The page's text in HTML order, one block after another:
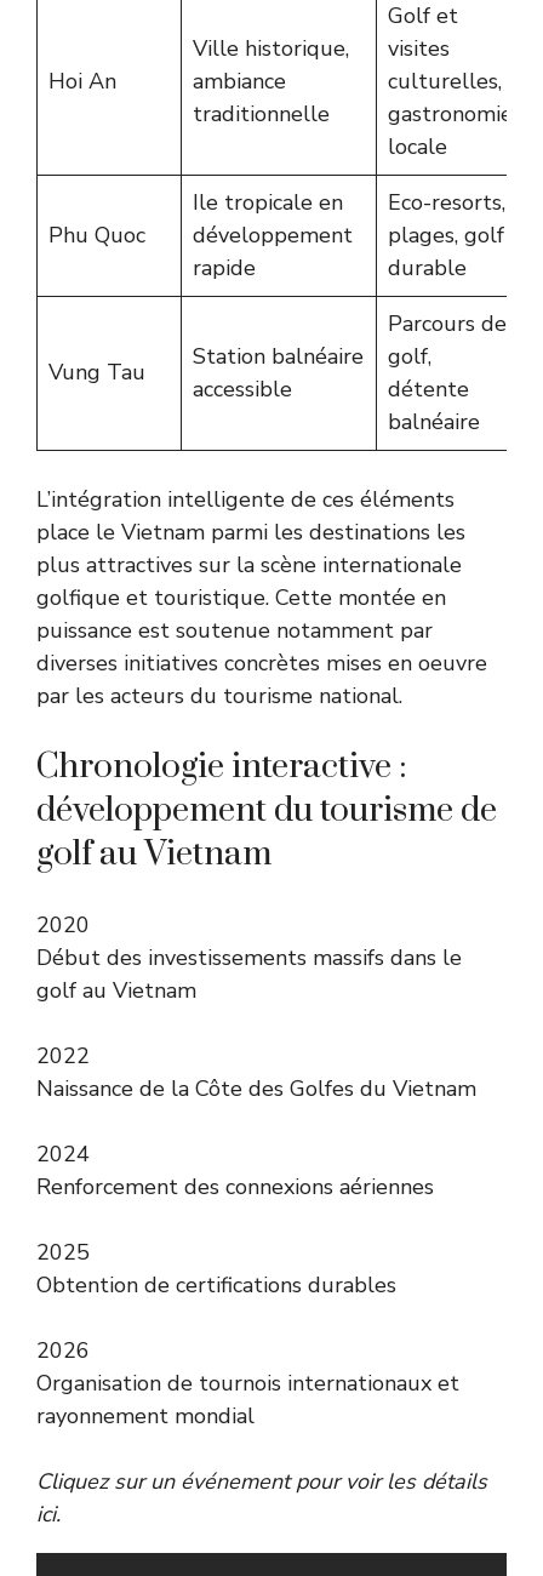
Hoi An
Ville historique,
ambiance
traditionnelle
Golf et
visites
culturelles,
gastronomie
locale
Phu Quoc
Ile tropicale en
développement
rapide
Eco-resorts,
plages, golf
durable
Vung Tau
Station balnéaire
accessible
Parcours de
golf,
détente
balnéaire
L’intégration intelligente de ces éléments
place le Vietnam parmi les destinations les
plus attractives sur la scène internationale
golfique et touristique. Cette montée en
puissance est soutenue notamment par
diverses initiatives concrètes mises en oeuvre
par les acteurs du tourisme national.
Chronologie interactive :
développement du tourisme de
golf au Vietnam
2020
Début des investissements massifs dans le
golf au Vietnam
2022
Naissance de la Côte des Golfes du Vietnam
2024
Renforcement des connexions aériennes
2025
Obtention de certifications durables
2026
Organisation de tournois internationaux et
rayonnement mondial
Cliquez sur un événement pour voir les détails
ici.